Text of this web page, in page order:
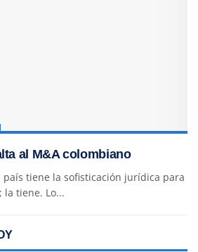
al M&A colombiano
país tiene la sofisticación jurídica para
la tiene. Lo...